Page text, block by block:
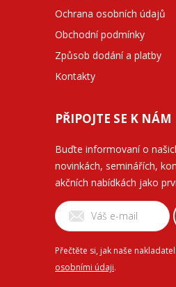
Ochrana osobních údajů
Obchodní podmínky
Způsob dodání a platby
Kontakty
PŘIPOJTE SE K NÁM
Buďte informovaní o
novinkách, seminářích,
akčních nabídkách jako
Přečtěte si, jak naše
osobními údaji.